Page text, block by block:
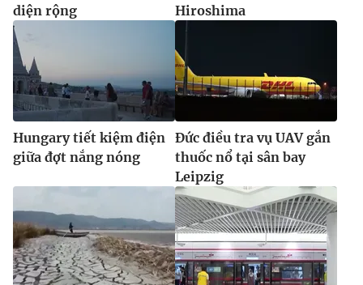
diện rộng
Hiroshima
Hungary tiết kiệm điện
giữa đợt nắng nóng
Đức điều tra vụ UAV gắn
thuốc nổ tại sân bay
Leipzig